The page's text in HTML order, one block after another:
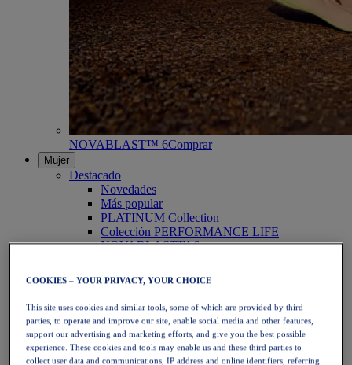
NOVABLAST™ 6Comprar
Mujer
Destacado
Novedades
Más popular
PLATINUM Collection
Colección PERFORMANCE LIFE
NOVABLAST™ 6
Running
Trail Running
Tenis
Voleibol
Balonmano
Pádel
Netball
COOKIES – YOUR PRIVACY, YOUR CHOICE
This site uses cookies and similar tools, some of which are provided by third
parties, to operate and improve our site, enable social media and other features,
support our advertising and marketing efforts, and give you the best possible
experience. These cookies and tools may enable us and these third parties to
collect user data and communications, IP address and online identifiers, referring